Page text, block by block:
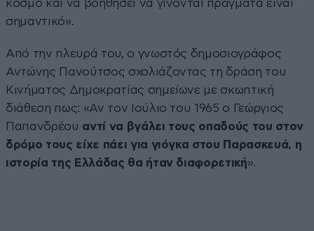
κόσμο και να βοηθήσει να γίνονται πράγματα είναι
σημαντικό».
Από την πλευρά του, ο γνωστός δημοσιογράφος
Αντώνης Πανούτσος σχολιάζοντας τη δράση του
Κινήματος Δημοκρατίας σημείωνε με σκωπτική
διάθεση πως: «Αν τον Ιούλιο του 1965 ο Γεώργιος
Παπανδρέου αντί να βγάλει τους οπαδούς του στον
δρόμο τους είχε πάει για γιόγκα στου Παρασκευά, η
ιστορία της Ελλάδας θα ήταν διαφορετική».